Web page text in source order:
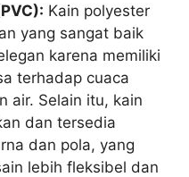
Kain polyester
yang sangat baik
karena memiliki
terhadap cuaca
air. Selain itu, kain
dan tersedia
dan pola, yang
lebih fleksibel dan